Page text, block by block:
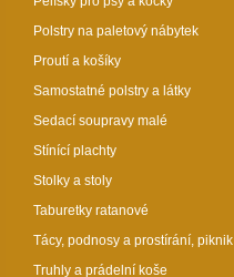
Polstry na paletový nábytek
Proutí a košíky
Samostatné polstry a látky
Sedací soupravy malé
Stínící plachty
Stolky a stoly
Taburetky ratanové
Tácy, podnosy a prostírání, piknik
Truhly a prádelní koše